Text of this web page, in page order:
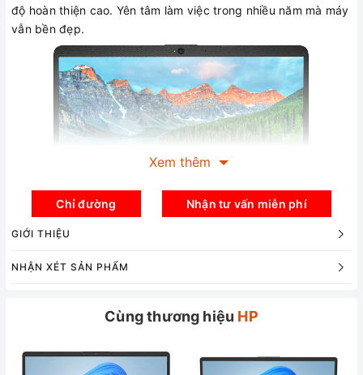
độ hoàn thiện cao. Yên tâm làm việc trong nhiều năm mà máy
vẫn bền đẹp.
được tối ưu về trọng lượng để người dùng
lợi, trọng lượng của máy chỉ tầm 1.4kg dễ dàng bỏ gọn vào
Xem thêm
Chỉ đường Nhận tư vấn miễn phí
GIỚI THIỆU
NHẬN XÉT SẢN PHẨM
Cùng thương hiệu HP